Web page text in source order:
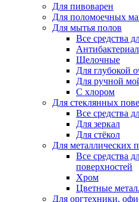
Для пивоварен
Для поломоечных
Для мытья полов
Все средства
Щелочные
Для глубокой
Для ручной
С хлором
Для стеклянных
Все средства
Для зеркал
Для стёкол
Для металлических
Все средства
поверхностей
Хром
Цветные
Для оргтехники,